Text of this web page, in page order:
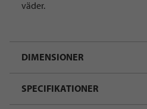
väder.
DIMENSIONER
SPECIFIKATIONER